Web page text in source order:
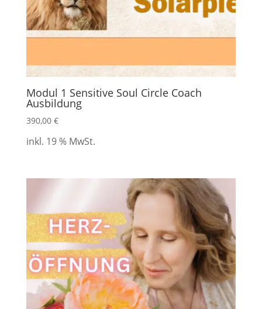
Modul 1 Sensitive Soul Circle Coach
Ausbildung
390,00 €
inkl. 19 % MwSt.